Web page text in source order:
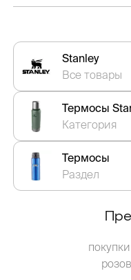
Stanley
Все товары
Термосы
Категория
Термосы
Раздел